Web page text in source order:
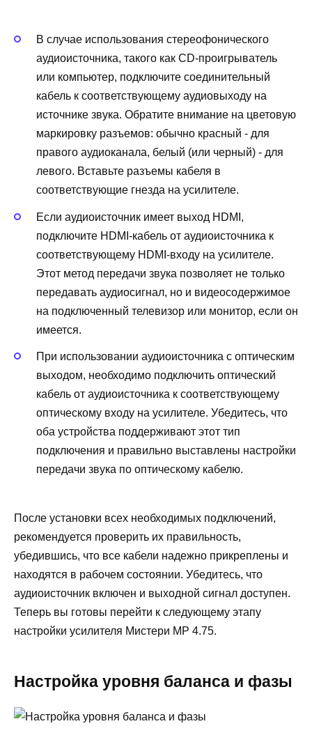
В случае использования стереофонического
аудиоисточника, такого как CD-проигрыватель
или компьютер, подключите соединительный
кабель к соответствующему аудиовыходу на
источнике звука. Обратите внимание на цветовую
маркировку разъемов: обычно красный - для
правого аудиоканала, белый (или черный) - для
левого. Вставьте разъемы кабеля в
соответствующие гнезда на усилителе.
Если аудиоисточник имеет выход HDMI,
подключите HDMI-кабель от аудиоисточника к
соответствующему HDMI-входу на усилителе.
Этот метод передачи звука позволяет не только
передавать аудиосигнал, но и видеосодержимое
на подключенный телевизор или монитор, если он
имеется.
При использовании аудиоисточника с оптическим
выходом, необходимо подключить оптический
кабель от аудиоисточника к соответствующему
оптическому входу на усилителе. Убедитесь, что
оба устройства поддерживают этот тип
подключения и правильно выставлены настройки
передачи звука по оптическому кабелю.
После установки всех необходимых подключений,
рекомендуется проверить их правильность,
убедившись, что все кабели надежно прикреплены и
находятся в рабочем состоянии. Убедитесь, что
аудиоисточник включен и выходной сигнал доступен.
Теперь вы готовы перейти к следующему этапу
настройки усилителя Мистери МР 4.75.
Настройка уровня баланса и фазы